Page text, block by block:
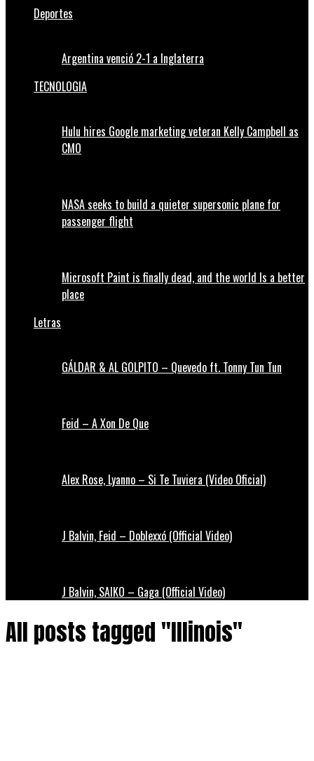
Deportes
Argentina venció 2-1 a Inglaterra
TECNOLOGIA
Hulu hires Google marketing veteran Kelly Campbell as
CMO
NASA seeks to build a quieter supersonic plane for
passenger flight
Microsoft Paint is finally dead, and the world Is a better
place
Letras
GÁLDAR & AL GOLPITO – Quevedo ft. Tonny Tun Tun
Feid – A Xon De Que
Alex Rose, Lyanno – Si Te Tuviera (Video Oficial)
J Balvin, Feid – Doblexxó (Official Video)
J Balvin, SAIKO – Gaga (Official Video)
All posts tagged "Illinois"